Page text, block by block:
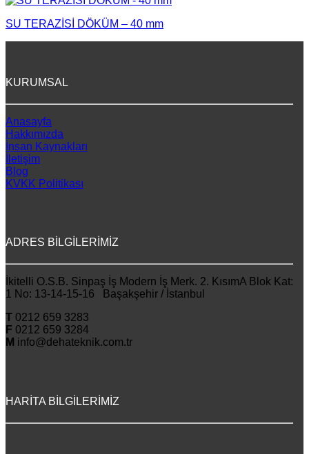
SU TERAZİSİ DÖKÜM – 40 mm
KURUMSAL
Anasayfa
Hakkımızda
İnsan Kaynakları
İletişim
Blog
KVKK Politikası
ADRES BİLGİLERİMİZ
İkitelli O.S.B. Sinpaş İş Modern İş Merk. 2. KısımA Blok Kat:
1 No: 13-14-15-16 Başakşehir / İstanbul
T 0212 659 3283
F 0212 659 3284
M info@dehateknik.com.tr
HARİTA BİLGİLERİMİZ